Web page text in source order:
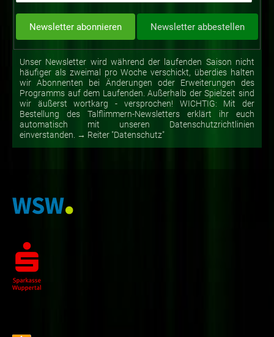
Unser Newsletter wird während der laufenden Saison nicht
häufiger als zweimal pro Woche verschickt, überdies halten
wir Abonnenten bei Änderungen oder Erweiterungen des
Programms auf dem Laufenden. Außerhalb der Spielzeit sind
wir äußerst wortkarg - versprochen! WICHTIG: Mit der
Bestellung des Talflimmern-Newsletters erklärt ihr euch
automatisch mit unseren Datenschutzrichtlinien
einverstanden. → Reiter "Datenschutz"